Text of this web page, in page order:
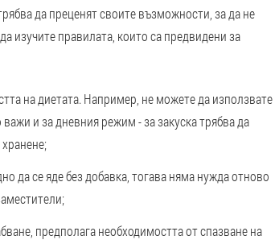
да преценят своите възможности, за да не
изучите правилата, които са предвидени за
на диетата. Например, не можете да използвате
и за дневния режим - за закуска трябва да
да се яде без добавка, тогава няма нужда отново
предполага необходимостта от спазване на